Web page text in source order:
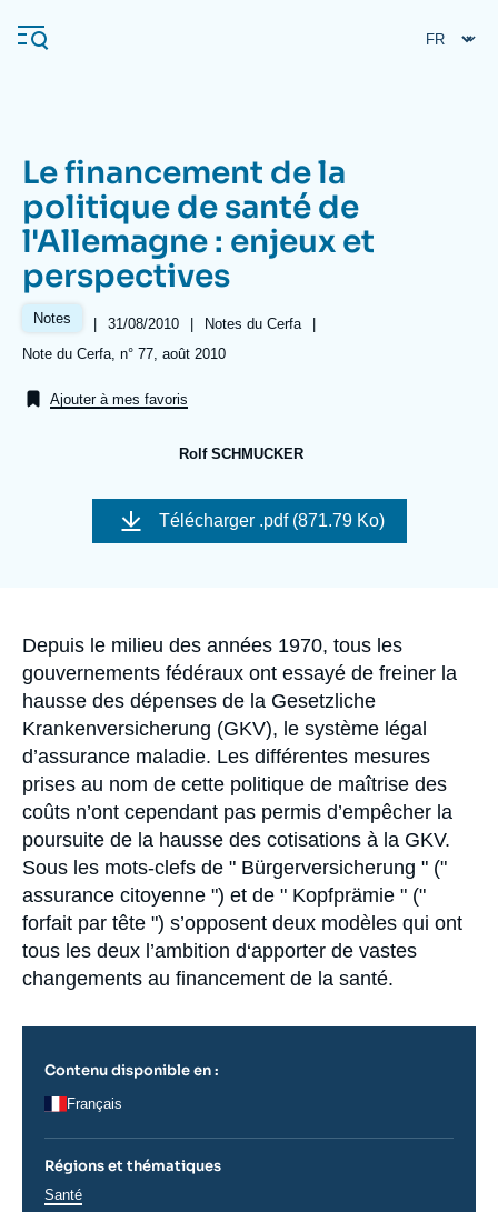
au
contenu
Navigation
principale
L'Ifri
Analyses
Événements
Se connecter
À propos de l'Ifri
L'Ifri en bref
Recherches fréquentes
Le financement de la
politique de santé de
l'Allemagne : enjeux et
perspectives
Notes |
Date
31/08/2010 |
Référence
taxonomie
Notes du Cerfa
|
Références
Note du Cerfa, n° 77, août 2010
Ajouter à mes favoris
Rolf SCHMUCKER
Image
couverture
Télécharger .pdf (871.79 Ko)
Accroche
Depuis le milieu des années 1970, tous les
gouvernements fédéraux ont essayé de freiner la
hausse des dépenses de la Gesetzliche
Krankenversicherung (GKV), le système légal
d’assurance maladie. Les différentes mesures
prises au nom de cette politique de maîtrise des
coûts n’ont cependant pas permis d’empêcher la
poursuite de la hausse des cotisations à la GKV.
Sous les mots-clefs de " Bürgerversicherung " ("
assurance citoyenne ") et de " Kopfprämie " ("
forfait par tête ") s’opposent deux modèles qui ont
tous les deux l’ambition d‘apporter de vastes
changements au financement de la santé.
Contenu disponible en :
Français
Régions et thématiques
Thématiques
Santé